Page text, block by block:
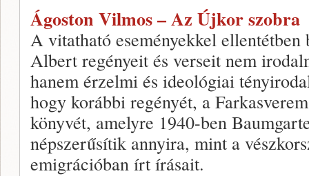
Ágoston Vilmos – Az Újkor szobra
A vitatható eseményekkel
Albert regényeit és verseit nem
hanem érzelmi és ideológiai
hogy korábbi regényét, a
könyvét, amelyre 1940-ben
népszerűsítik annyira, mint a
emigrációban írt írásait.